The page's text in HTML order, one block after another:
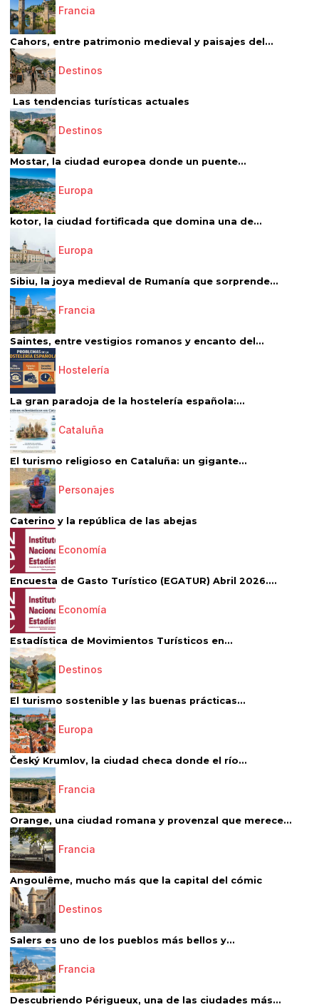
Francia
Cahors, entre patrimonio medieval y paisajes del...
Destinos
Las tendencias turísticas actuales
Destinos
Mostar, la ciudad europea donde un puente...
Europa
kotor, la ciudad fortificada que domina una de...
Europa
Sibiu, la joya medieval de Rumanía que sorprende...
Francia
Saintes, entre vestigios romanos y encanto del...
Hostelería
La gran paradoja de la hostelería española:...
Cataluña
El turismo religioso en Cataluña: un gigante...
Personajes
Caterino y la república de las abejas
Economía
Encuesta de Gasto Turístico (EGATUR) Abril 2026....
Economía
Estadística de Movimientos Turísticos en...
Destinos
El turismo sostenible y las buenas prácticas...
Europa
Český Krumlov, la ciudad checa donde el río...
Francia
Orange, una ciudad romana y provenzal que merece...
Francia
Angoulême, mucho más que la capital del cómic
Destinos
Salers es uno de los pueblos más bellos y...
Francia
Descubriendo Périgueux, una de las ciudades más...